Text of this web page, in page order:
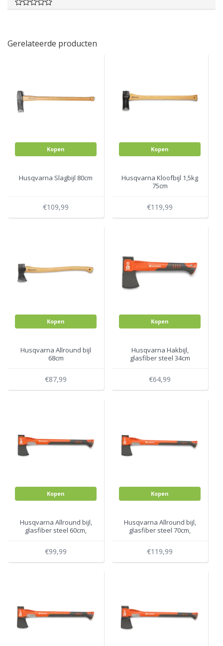
Gerelateerde producten
Kopen
Husqvarna Slagbijl 80cm
€109,99
Kopen
Husqvarna Kloofbijl 1,5kg
75cm
€119,99
Kopen
Husqvarna Allround bijl
68cm
€87,99
Kopen
Husqvarna Hakbijl,
glasfiber steel 34cm
€64,99
Kopen
Husqvarna Allround bijl,
glasfiber steel 60cm,
€99,99
Kopen
Husqvarna Allround bijl,
glasfiber steel 70cm,
€119,99